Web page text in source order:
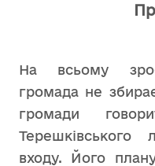
На всьому
громада не
громади
Терешківського
входу. Його